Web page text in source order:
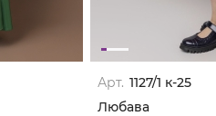
Арт. 1127/1 к-25
Любава